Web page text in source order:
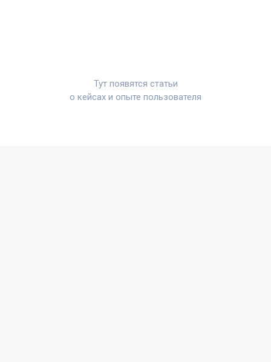
Тут появятся статьи
о кейсах и опыте пользователя